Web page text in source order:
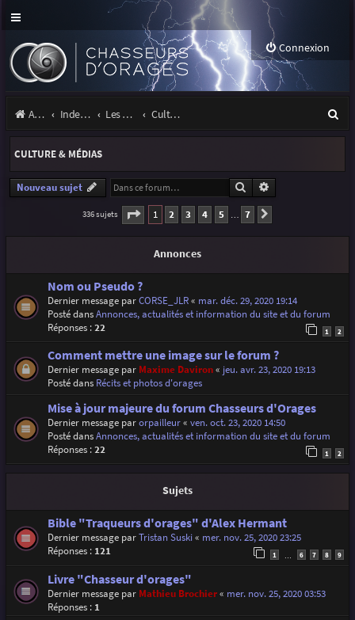
Connexion
Accueil Index du forum Les orages Culture & médias
e
r
CULTURE & MÉDIAS
Nouveau sujet Rechercher
336 sujets Page 1sur
1 2 3 4 5 … 7
Annonces
Nom ou Pseudo ?
Dernier message parCORSE_JLR« mar. déc. 29, 2020 19:14
Posté dansAnnonces, actualités et information du site et du forum
Réponses :22 1 2
Comment mettre une image sur le forum ?
Dernier message par Maxime Daviron« jeu. avr. 23, 2020 19:13
Posté dans Récits et photos d'orages
Mise à jour majeure du forum Chasseurs d'Orages
Dernier message parorpailleur« ven. oct. 23, 2020 14:50
Posté dansAnnonces, actualités et information du site et du forum
Réponses :22 1 2
Sujets
Bible "Traqueurs d'orages" d'Alex Hermant
Dernier message parTristan Suski« mer. nov. 25, 2020 23:25
Réponses : 121 1 6 7 8 9
Livre "Chasseur d'orages"
Dernier message par Mathieu Brochier« mer. nov. 25, 2020 03:53
Réponses : 1